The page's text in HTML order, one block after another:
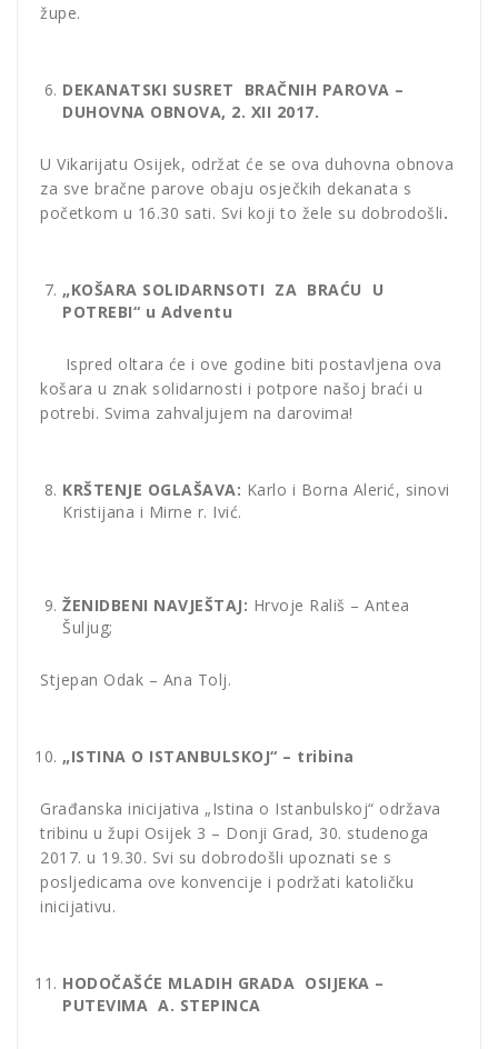
župe.
DEKANATSKI SUSRET BRAČNIH PAROVA –
DUHOVNA OBNOVA, 2. XII 2017.
U Vikarijatu Osijek, održat će se ova duhovna obnova
za sve bračne parove obaju osječkih dekanata s
početkom u 16.30 sati. Svi koji to žele su dobrodošli.
„KOŠARA SOLIDARNSOTI ZA BRAĆU U
POTREBI“ u Adventu
Ispred oltara će i ove godine biti postavljena ova
košara u znak solidarnosti i potpore našoj braći u
potrebi. Svima zahvaljujem na darovima!
KRŠTENJE OGLAŠAVA: Karlo i Borna Alerić, sinovi
Kristijana i Mirne r. Ivić.
ŽENIDBENI NAVJEŠTAJ: Hrvoje Rališ – Antea
Šuljug;
Stjepan Odak – Ana Tolj.
„ISTINA O ISTANBULSKOJ“ – tribina
Građanska inicijativa „Istina o Istanbulskoj“ održava
tribinu u župi Osijek 3 – Donji Grad, 30. studenoga
2017. u 19.30. Svi su dobrodošli upoznati se s
posljedicama ove konvencije i podržati katoličku
inicijativu.
HODOČAŠĆE MLADIH GRADA OSIJEKA –
PUTEVIMA A. STEPINCA